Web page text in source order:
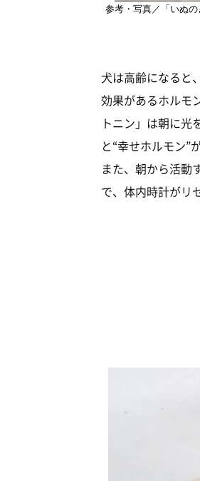
参考・写真／「いぬ
犬は高齢になると
効果があるホルモ
トニン」は朝に光
と“幸せホルモン”
また、朝から活動
で、体内時計がリ